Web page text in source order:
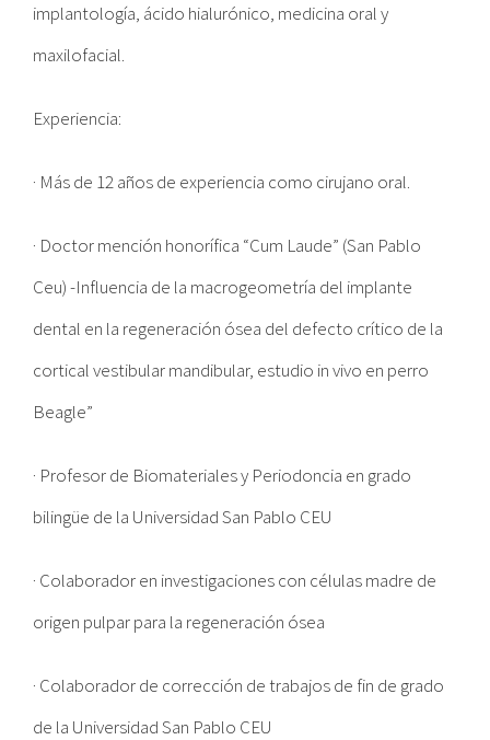
implantología, ácido hialurónico, medicina oral y
maxilofacial.
Experiencia:
· Más de 12 años de experiencia como cirujano oral.
· Doctor mención honorífica “Cum Laude” (San Pablo
Ceu) -Influencia de la macrogeometría del implante
dental en la regeneración ósea del defecto crítico de la
cortical vestibular mandibular, estudio in vivo en perro
Beagle”
· Profesor de Biomateriales y Periodoncia en grado
bilingüe de la Universidad San Pablo CEU
· Colaborador en investigaciones con células madre de
origen pulpar para la regeneración ósea
· Colaborador de corrección de trabajos de fin de grado
de la Universidad San Pablo CEU